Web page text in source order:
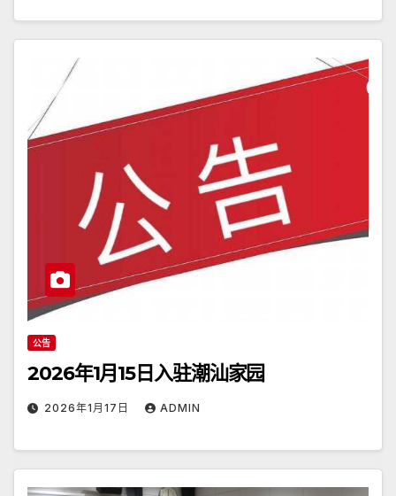
公告
2026年1月15日入驻潮汕家园
2026年1月17日 ADMIN